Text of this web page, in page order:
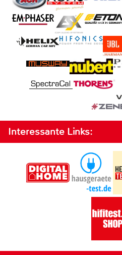
Interessante Links: